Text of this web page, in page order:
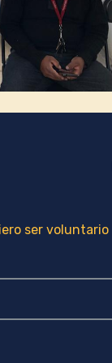
ser voluntario